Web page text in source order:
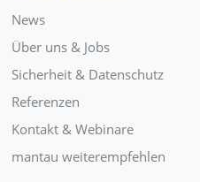
News
Über uns & Jobs
Sicherheit & Datenschutz
Referenzen
Kontakt & Webinare
mantau weiterempfehlen